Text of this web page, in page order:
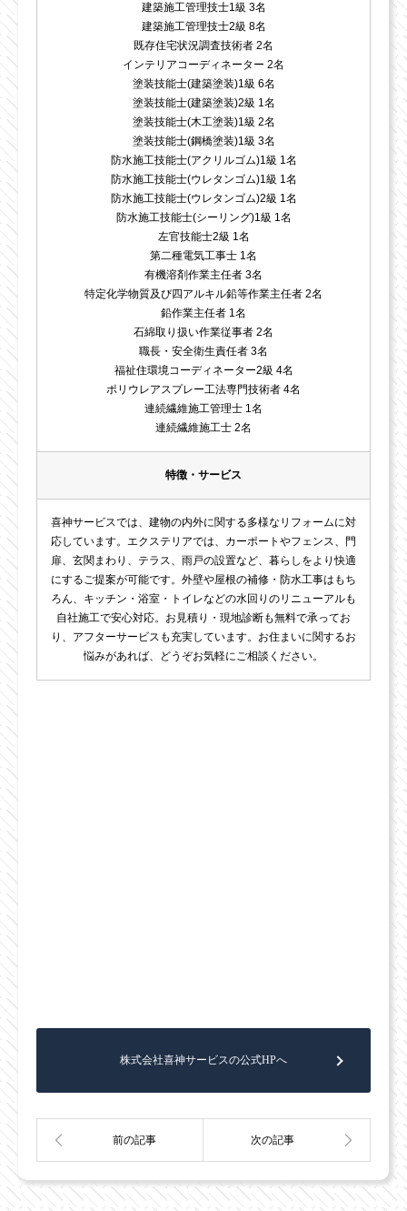
建築施工管理技士1級 3名
建築施工管理技士2級 8名
既存住宅状況調査技術者 2名
インテリアコーディネーター 2名
塗装技能士(建築塗装)1級 6名
塗装技能士(建築塗装)2級 1名
塗装技能士(木工塗装)1級 2名
塗装技能士(鋼橋塗装)1級 3名
防水施工技能士(アクリルゴム)1級 1名
防水施工技能士(ウレタンゴム)1級 1名
防水施工技能士(ウレタンゴム)2級 1名
防水施工技能士(シーリング)1級 1名
左官技能士2級 1名
第二種電気工事士 1名
有機溶剤作業主任者 3名
特定化学物質及び四アルキル鉛等作業主任者 2名
鉛作業主任者 1名
石綿取り扱い作業従事者 2名
職長・安全衛生責任者 3名
福祉住環境コーディネーター2級 4名
ポリウレアスプレー工法専門技術者 4名
連続繊維施工管理士 1名
連続繊維施工士 2名
特徴・サービス
喜神サービスでは、建物の内外に関する多様なリフォームに対
応しています。エクステリアでは、カーポートやフェンス、門
扉、玄関まわり、テラス、雨戸の設置など、暮らしをより快適
にするご提案が可能です。外壁や屋根の補修・防水工事はもち
ろん、キッチン・浴室・トイレなどの水回りのリニューアルも
自社施工で安心対応。お見積り・現地診断も無料で承ってお
り、アフターサービスも充実しています。お住まいに関するお
悩みがあれば、どうぞお気軽にご相談ください。
株式会社喜神サービスの公式HPへ